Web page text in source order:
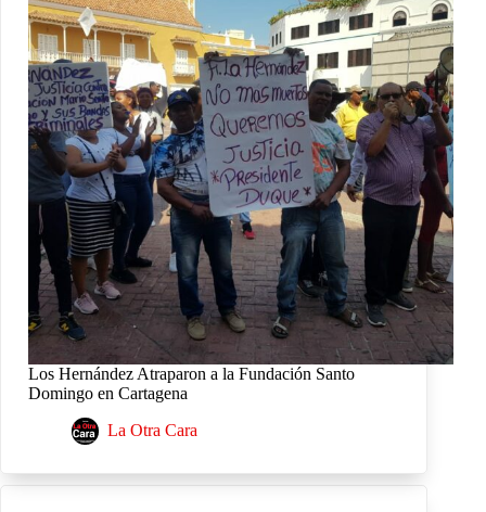
Los Hernández Atraparon a la Fundación Santo
Domingo en Cartagena
La Otra Cara